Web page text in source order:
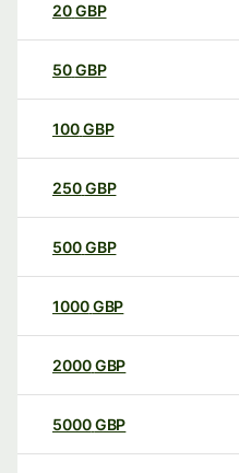
20GBP
50GBP
100GBP
250GBP
500GBP
1000GBP
2000GBP
5000GBP